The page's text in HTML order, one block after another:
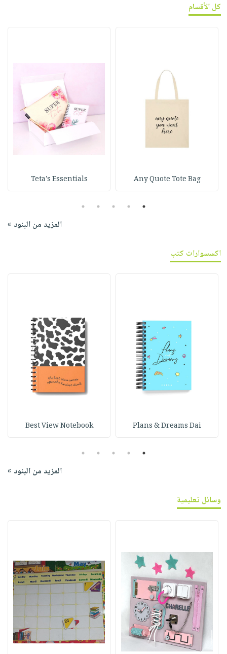
كل الأقسام
Any Quote Tote Bag
Teta’s Essentials
1
2
3
4
5
المزيد من البنود »
اكسسوارات كتب
Plans & Dreams Dai
Best View Notebook
1
2
3
4
5
المزيد من البنود »
وسائل تعليمية